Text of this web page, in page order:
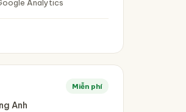
Analytics
Miễn phí
Anh